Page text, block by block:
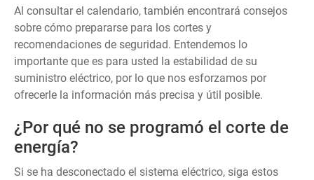
Al consultar el calendario, también encontrará consejos
sobre cómo prepararse para los cortes y
recomendaciones de seguridad. Entendemos lo
importante que es para usted la estabilidad de su
suministro eléctrico, por lo que nos esforzamos por
ofrecerle la información más precisa y útil posible.
¿Por qué no se programó el corte de
energía?
Si se ha desconectado el sistema eléctrico, siga estos